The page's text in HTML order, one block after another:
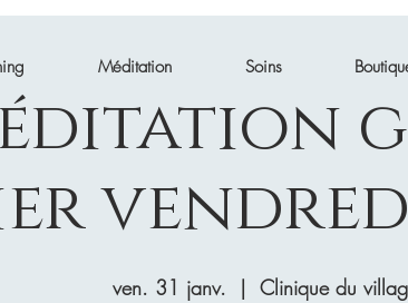
Méditation Soins
ven. 31 janv.
  |
Clinique du